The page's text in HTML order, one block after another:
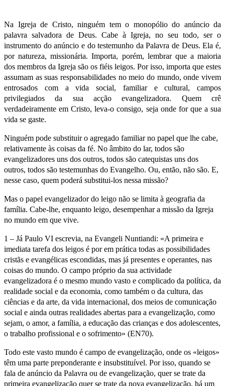
Na Igreja de Cristo, ninguém tem o monopólio do anúncio da
palavra salvadora de Deus. Cabe à Igreja, no seu todo, ser o
instrumento do anúncio e do testemunho da Palavra de Deus. Ela é,
por natureza, missionária. Importa, porém, lembrar que a maioria
dos membros da Igreja são os fiéis leigos. Por isso, importa que estes
assumam as suas responsabilidades no meio do mundo, onde vivem
entrosados com a vida social, familiar e cultural, campos
privilegiados da sua acção evangelizadora. Quem crê
verdadeiramente em Cristo, leva-o consigo, seja onde for que a sua
vida se gaste.
Ninguém pode substituir o agregado familiar no papel que lhe cabe,
relativamente às coisas da fé. No âmbito do lar, todos são
evangelizadores uns dos outros, todos são catequistas uns dos
outros, todos são testemunhas do Evangelho. Ou, então, não são. E,
nesse caso, quem poderá substitui-los nessa missão?
Mas o papel evangelizador do leigo não se limita à geografia da
família. Cabe-lhe, enquanto leigo, desempenhar a missão da Igreja
no mundo em que vive.
1 – Já Paulo VI escrevia, na Evangeli Nuntiandi: «A primeira e
imediata tarefa dos leigos é por em prática todas as possibilidades
cristãs e evangélicas escondidas, mas já presentes e operantes, nas
coisas do mundo. O campo próprio da sua actividade
evangelizadora é o mesmo mundo vasto e complicado da política, da
realidade social e da economia, como também o da cultura, das
ciências e da arte, da vida internacional, dos meios de comunicação
social e ainda outras realidades abertas para a evangelização, como
sejam, o amor, a família, a educação das crianças e dos adolescentes,
o trabalho profissional e o sofrimento» (EN70).
Todo este vasto mundo é campo de evangelização, onde os «leigos»
têm uma parte preponderante e insubstituível. Por isso, quando se
fala de anúncio da Palavra ou de evangelização, quer se trate da
primeira evangelização quer se trate da nova evangelização, há um